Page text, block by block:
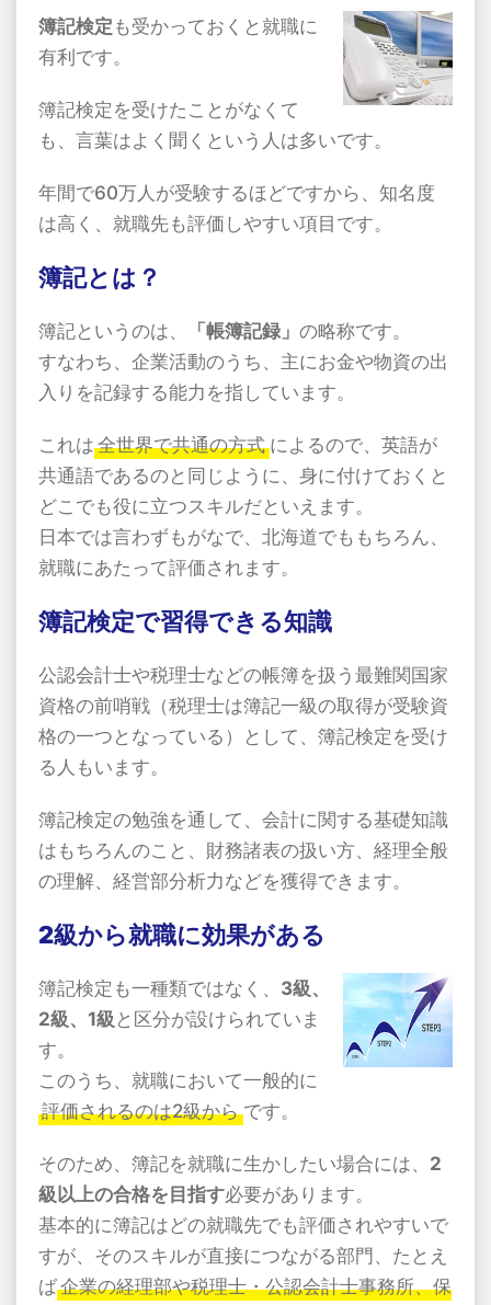
簿記検定 も受かっておくと就職に
有利です。
簿記検定を受けたことがなくて
も、言葉はよく聞くという人は多いです。
年間で60万人が受験するほどですから、知名度
は高く、就職先も評価しやすい項目です。
簿記とは？
簿記というのは、 「帳簿記録」 の略称です。
すなわち、企業活動のうち、主にお金や物資の出
入りを記録する能力を指しています。
これは 全世界で共通の方式によるので、英語が
共通語であるのと同じように、身に付けておくと
どこでも役に立つスキルだといえます。
日本では言わずもがなで、北海道でももちろん、
就職にあたって評価されます。
簿記検定で習得できる知識
公認会計士や税理士などの帳簿を扱う最難関国家
資格の前哨戦（税理士は簿記一級の取得が受験資
格の一つとなっている）として、簿記検定を受け
る人もいます。
簿記検定の勉強を通して、会計に関する基礎知識
はもちろんのこと、財務諸表の扱い方、経理全般
の理解、経営部分析力などを獲得できます。
2級から就職に効果がある
簿記検定も一種類ではなく、 3級、
2級、1級 と区分が設けられていま
す。
このうち、就職において一般的に
評価されるのは2級からです。
そのため、簿記を就職に生かしたい場合には、 2
級以上の合格を目指す必要があります。
基本的に簿記はどの就職先でも評価されやすいで
すが、そのスキルが直接につながる部門、たとえ
ば企業の経理部や税理士・公認会計士事務所、保